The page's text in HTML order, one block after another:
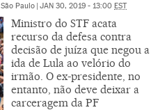
São Paulo | JAN 30, 2019 - 13:00 EST
Ministro do STF acata
recurso da defesa contra
decisão de juíza que negou a
ida de Lula ao velório do
irmão. O ex-presidente, no
entanto, não deve deixar a
carceragem da PF